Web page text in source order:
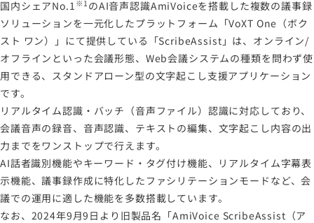
国内シェアNo.1 ※1 のAI音声認識AmiVoiceを搭載した複数の議事録
ソリューションを一元化したプラットフォーム「VoXT One（ボク
スト ワン）」にて提供している「ScribeAssist」は、オンライン/
オフラインといった会議形態、Web会議システムの種類を問わず使
用できる、スタンドアローン型の文字起こし支援アプリケーション
です。
リアルタイム認識・バッチ（音声ファイル）認識に対応しており、
会議音声の録音、音声認識、テキストの編集、文字起こし内容の出
力までをワンストップで行えます。
AI話者識別機能やキーワード・タグ付け機能、リアルタイム字幕表
示機能、議事録作成に特化したファシリテーションモードなど、会
議での運用に適した機能を多数搭載しています。
なお、2024年9月9日より旧製品名「AmiVoice ScribeAssist（ア